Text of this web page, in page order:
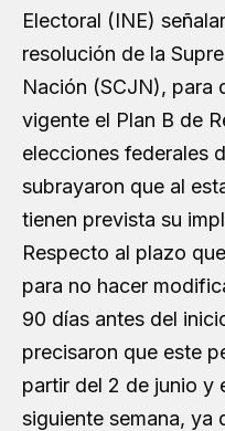
Electoral (INE)
resolución de la
Nación (SCJN), para
vigente el Plan B de
elecciones federales
subrayaron que al
tienen prevista su
Respecto al plazo
para no hacer
90 días antes del
precisaron que este
partir del 2 de junio y
siguiente semana, ya